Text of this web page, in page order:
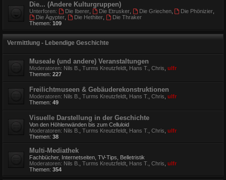
Die... (Andere Kulturgruppen)
Unterforen: Die Iberer, Die Etrusker, Die Griechen, Die Phönizier
Die Ägypter, Die Hethiter,
Die Thraker
Themen: 109
Vermittlung - Lebendige Geschichte
Museale (und andere) Veranstaltungen
Moderatoren: Nils B. Turms Kreutzfeldt Hans T. Chris ulfr
Themen: 227
Freilichtmuseen & Gebäuderekonstruktionen
Moderatoren: Nils B. Turms Kreutzfeldt Hans T. Chris ulfr
Themen: 49
Visuelle Darstellung in der Geschichte
Von den Höhlenwänden bis zum Celluloid
Moderatoren: Nils B. Turms Kreutzfeldt Hans T. Chris ulfr
Themen: 38
Multi-Mediathek
Fachbücher, Internetseiten, TV-Tips, Belletristik
Moderatoren: Nils B. Turms Kreutzfeldt Hans T. Chris ulfr
Themen: 354